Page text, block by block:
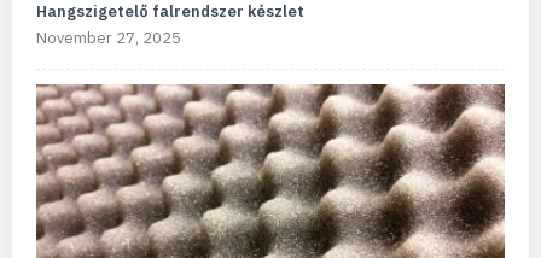
Hangszigetelő falrendszer készlet
November 27, 2025